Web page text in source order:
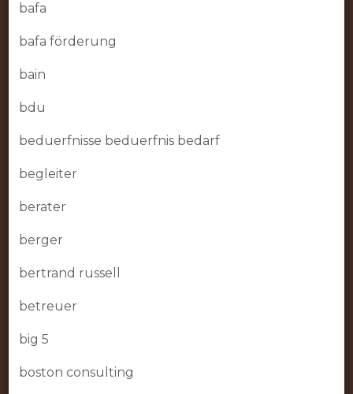
bafa
bafa förderung
bain
bdu
beduerfnisse beduerfnis bedarf
begleiter
berater
berger
bertrand russell
betreuer
big 5
boston consulting